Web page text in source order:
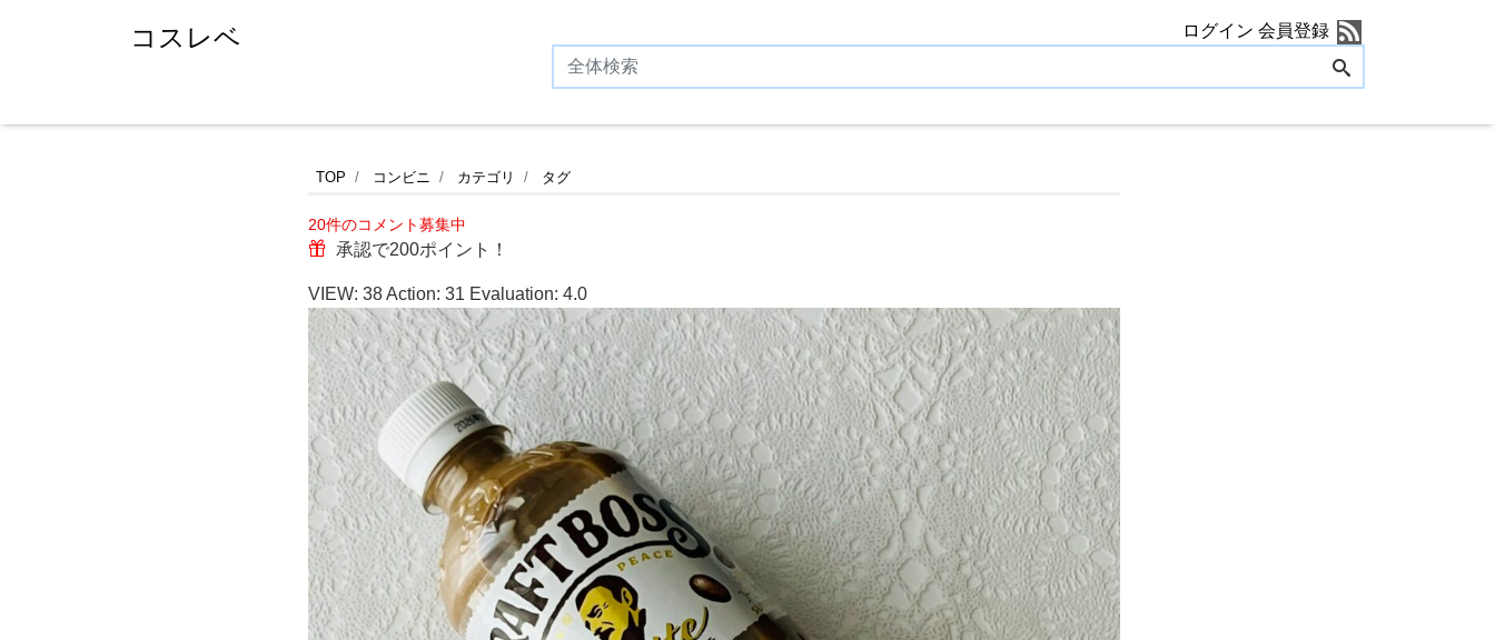
コスレベ ログイン 会員登録
セ
ブ
ン
イ
レ
ブ
ン
の
1
TOP コンビニ カテゴリ タグ
20件のコメント募集中
承認で200ポイント！
VIEW: 38Action: 31 Evaluation: 4.0